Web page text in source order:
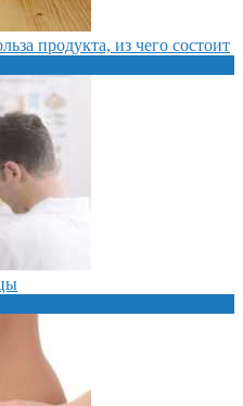
продукта, из чего состоит